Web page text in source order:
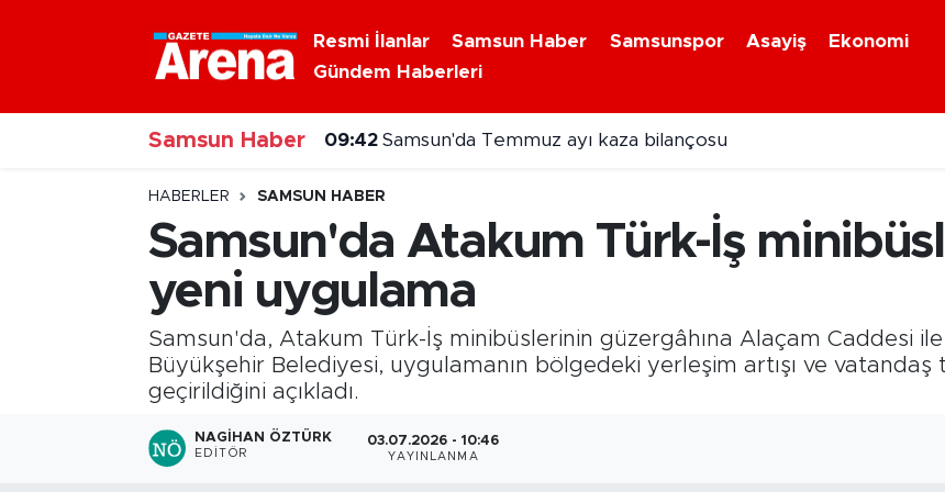
Resmi İlanlar Samsun Haber Samsunspor Asayiş
Ekonomi
Gündem Haberleri
Samsun Haber 09:42 Samsun'da Temmuz ayı kaza bilançosu
HABERLER SAMSUN HABER
Samsun'da Atakum Türk-İş
yeni uygulama
Samsun'da, Atakum Türk-İş minibüslerinin güzergâhına Alaçam Caddesi
Büyükşehir Belediyesi, uygulamanın bölgedeki yerleşim artışı ve
geçirildiğini açıkladı.
NAGIHAN ÖZTÜRK
EDITÖR
03.07.2026 - 10:46
YAYINLANMA
Nöbetçi Eczaneler
Hava Durumu
Samsun Namaz Vakitleri
Trafik Durumu
Süper Lig Puan Durumu ve Fikstür
Tüm Manşetler